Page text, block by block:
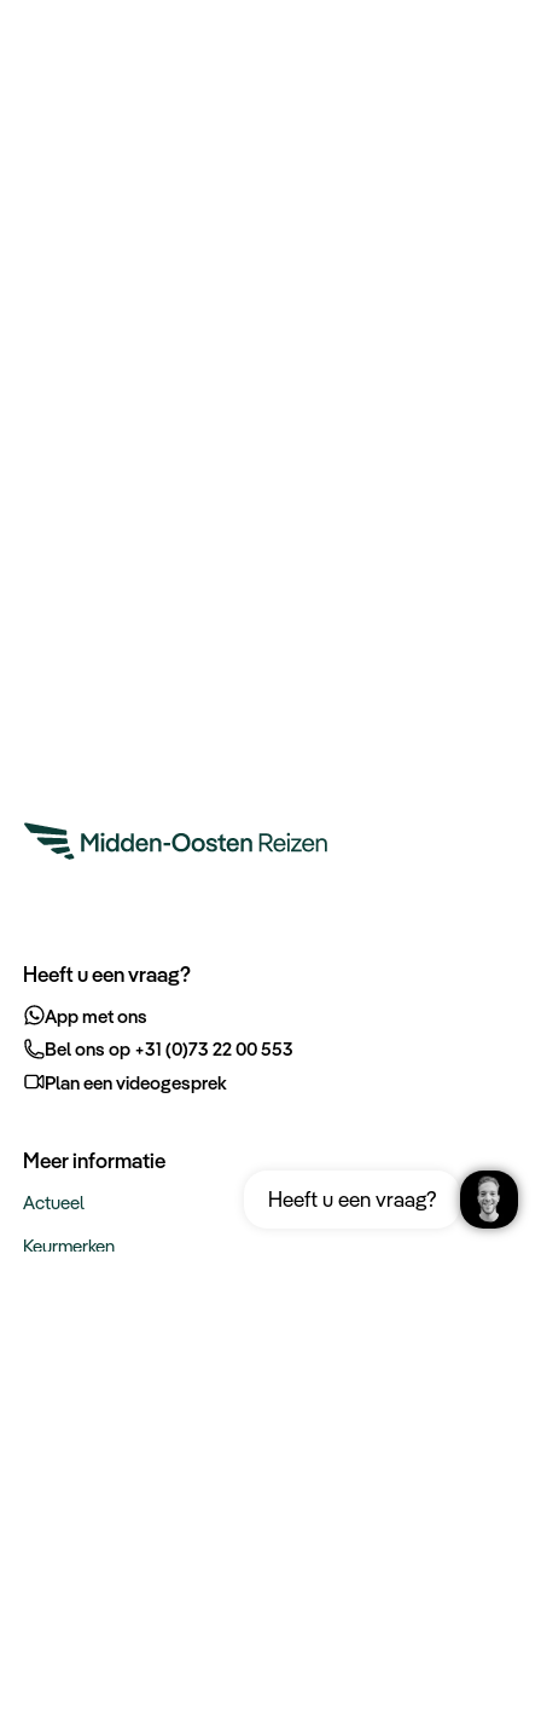
Dubai
Download nu
Heeft u een vraag?
Heeft u een vraag?
App met ons
Bel ons op +31 (0)73 22 00 553
Plan een videogesprek
Meer informatie
Actueel
Keurmerken